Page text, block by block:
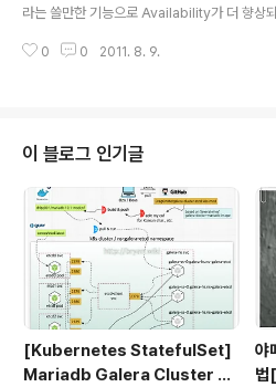
라는 쓸만한 기능으로 Availability가 더 향상
(Master가 Slave의 binlog로의 전송을 보장
의 위치나 Replication 설..
0 0 2011. 8. 9.
이 블로그 인기글
[Kubernetes StatefulSet]
Mariadb Galera Cluster wi
야
법